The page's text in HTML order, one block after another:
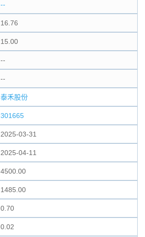
--
16.76
15.00
--
--
泰禾股份
301665
2025-03-31
2025-04-11
4500.00
1485.00
0.70
0.02